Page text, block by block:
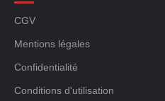
CGV
Mentions légales
Confidentialité
Conditions d'utilisation